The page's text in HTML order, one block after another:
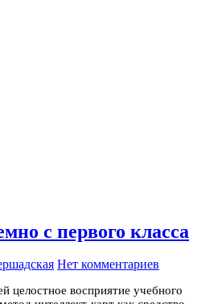
с первого класса
Нет комментариев
целостное восприятие учебного